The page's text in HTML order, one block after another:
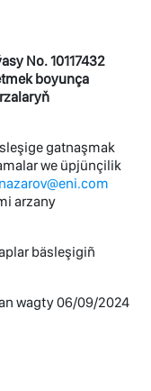
No. 10117432
boyunça
gatnaşmak
we üpjünçilik
arzany
bäsleşigiñ
wagty 06/09/2024